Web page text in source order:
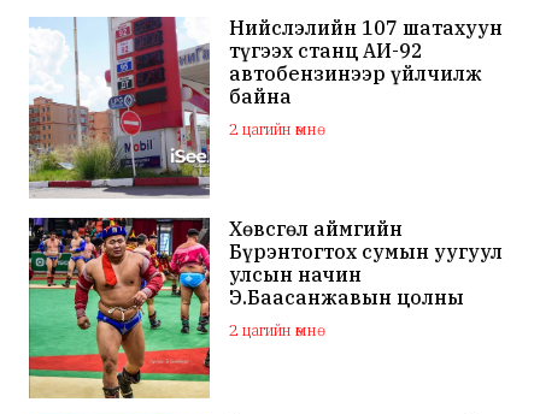
Нийслэлийн 107 шатахуун
түгээх станц АИ-92
автобензинээр үйлчилж
байна
2 цагийн өмнө
Хөвсгөл аймгийн
Бүрэнтогтох сумын уугуул
улсын начин
Э.Баасанжавын цолны
мялаалга наадам эхэллээ
2 цагийн өмнө